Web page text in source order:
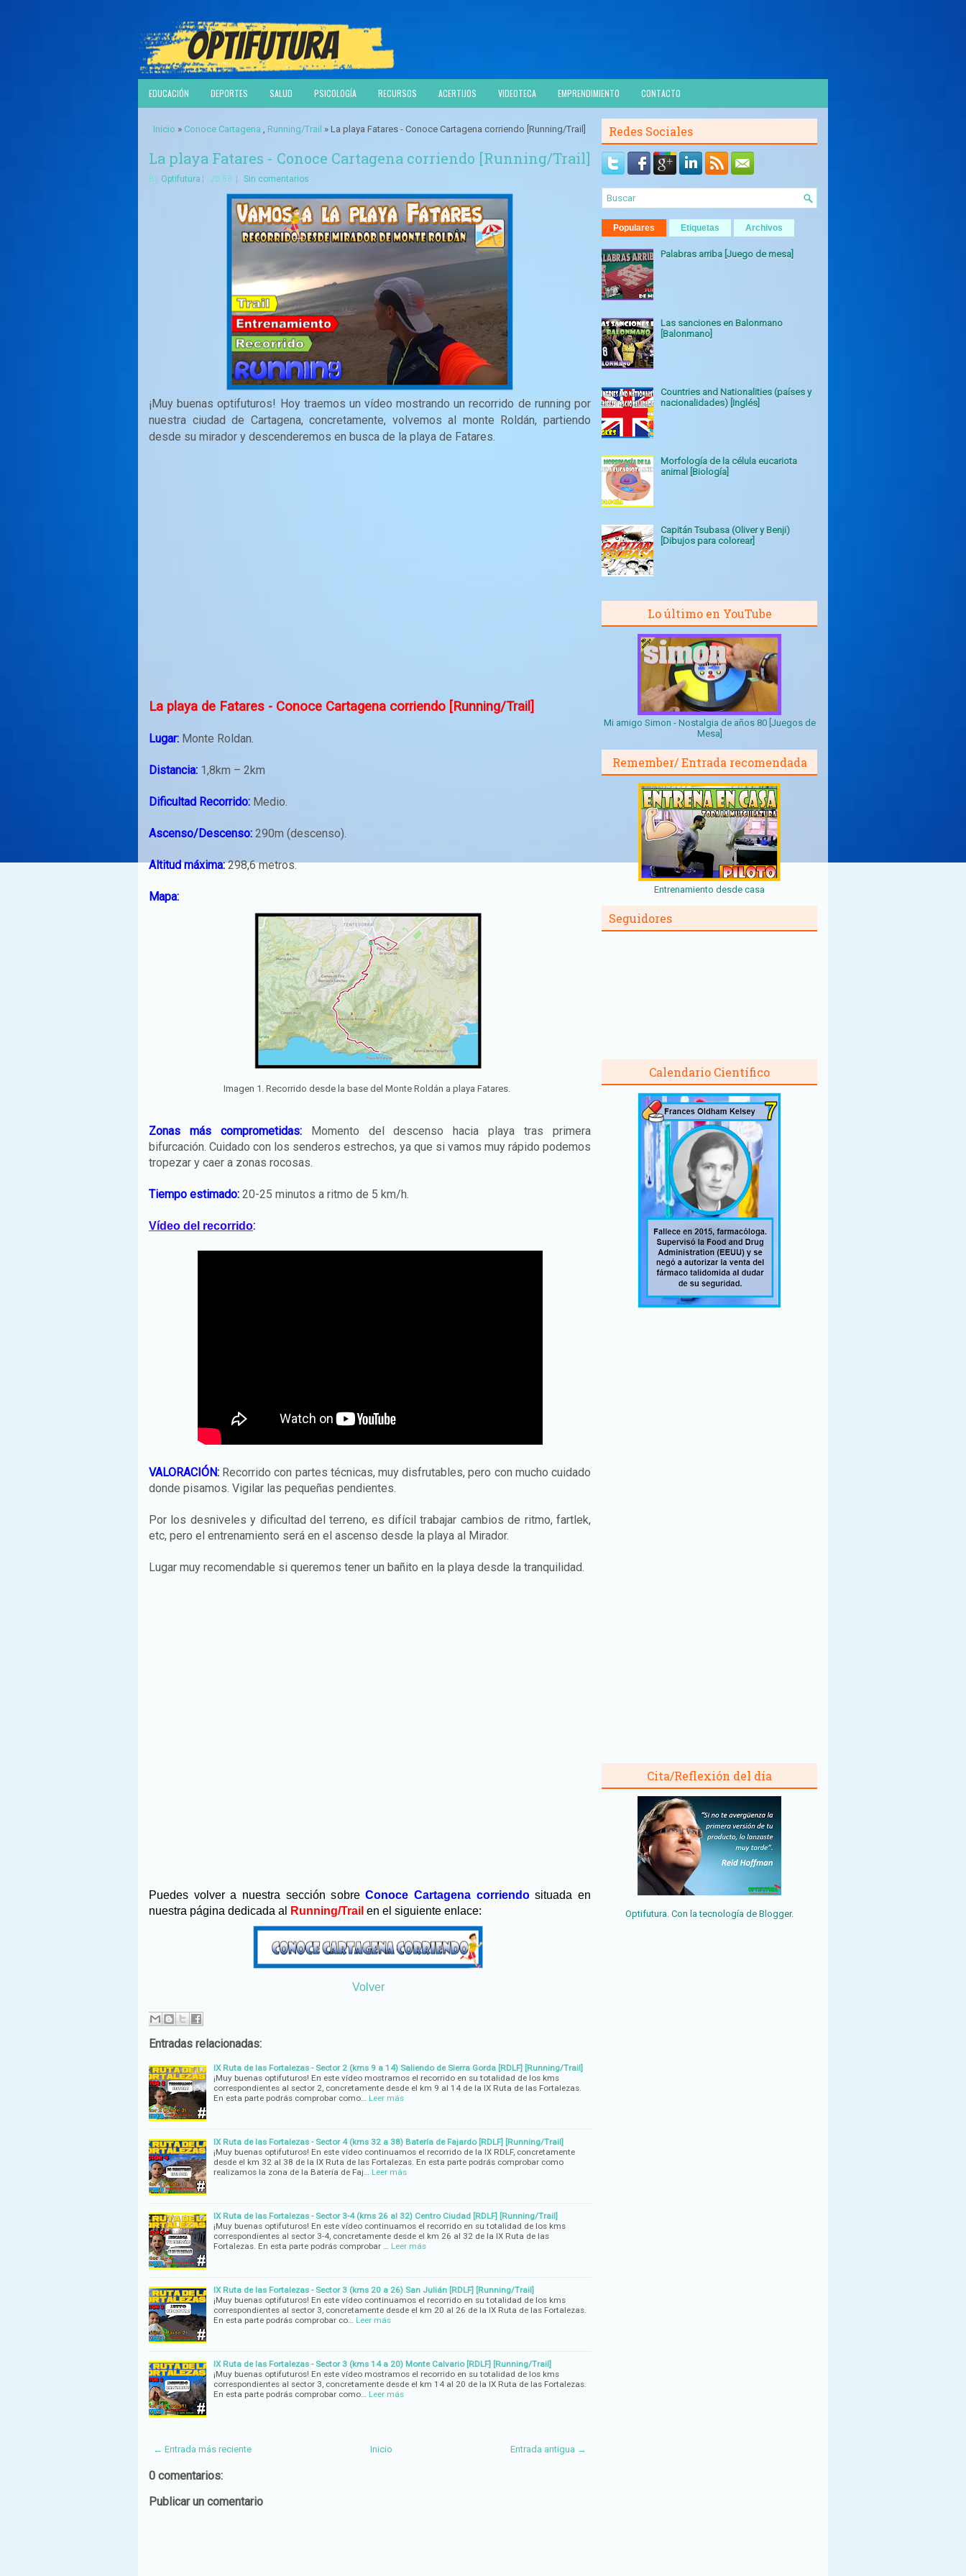
EDUCACIÓN DEPORTES SALUD PSICOLOGÍA RECURSOS ACERTIJOS VIDEOTECA EMPRENDIMIENTO CONTACTO
Inicio » Conoce Cartagena , Running/Trail » La playa Fatares - Conoce Cartagena corriendo [Running/Trail]
La playa Fatares - Conoce Cartagena corriendo [Running/Trail]
By Optifutura 20:58 Sin comentarios
¡Muy buenas optifuturos! Hoy traemos un vídeo mostrando un recorrido de running por
nuestra ciudad de Cartagena, concretamente, volvemos al monte Roldán, partiendo
desde su mirador y descenderemos en busca de la playa de Fatares.
La playa de Fatares - Conoce Cartagena corriendo [Running/Trail]
Lugar: Monte Roldan.
Distancia: 1,8km – 2km
Dificultad Recorrido: Medio.
Ascenso/Descenso: 290m (descenso).
Altitud máxima:298,6 metros.
Mapa:
Imagen 1. Recorrido desde la base del Monte Roldán a playa Fatares.
Zonas más comprometidas: Momento del descenso hacia playa tras primera
bifurcación. Cuidado con los senderos estrechos, ya que si vamos muy rápido podemos
tropezar y caer a zonas rocosas.
Tiempo estimado: 20-25 minutos a ritmo de 5 km/h.
Vídeo del recorrido:
VALORACIÓN: Recorrido con partes técnicas, muy disfrutables, pero con mucho cuidado
donde pisamos. Vigilar las pequeñas pendientes.
Por los desniveles y dificultad del terreno, es difícil trabajar cambios de ritmo, fartlek,
etc, pero el entrenamiento será en el ascenso desde la playa al Mirador.
Lugar muy recomendable si queremos tener un bañito en la playa desde la tranquilidad.
Puedes volver a nuestra sección sobreConoce Cartagena corriendosituada en
nuestra página dedicada al
Running/Trail en el siguiente enlace:
Volver
Entradas relacionadas:
IX Ruta de las Fortalezas - Sector 2 (kms 9 a 14) Saliendo de Sierra Gorda [RDLF] [Running/Trail]
¡Muy buenas optifuturos! En este vídeo mostramos el recorrido en su totalidad de los kms
correspondientes al sector 2, concretamente desde el km 9 al 14 de la IX Ruta de las Fortalezas.
En esta parte podrás comprobar como…
Leer más
IX Ruta de las Fortalezas - Sector 4 (kms 32 a 38) Batería de Fajardo [RDLF] [Running/Trail]
¡Muy buenas optifuturos! En este vídeo continuamos el recorrido de la IX RDLF, concretamente
desde el km 32 al 38 de la IX Ruta de las Fortalezas. En esta parte podrás comprobar como
realizamos la zona de la Batería de Faj…
Leer más
IX Ruta de las Fortalezas - Sector 3-4 (kms 26 al 32) Centro Ciudad [RDLF] [Running/Trail]
¡Muy buenas optifuturos! En este vídeo continuamos el recorrido en su totalidad de los kms
correspondientes al sector 3-4, concretamente desde el km 26 al 32 de la IX Ruta de las
Fortalezas. En esta parte podrás comprobar …
Leer más
IX Ruta de las Fortalezas - Sector 3 (kms 20 a 26) San Julián [RDLF] [Running/Trail]
¡Muy buenas optifuturos! En este vídeo continuamos el recorrido en su totalidad de los kms
correspondientes al sector 3, concretamente desde el km 20 al 26 de la IX Ruta de las Fortalezas.
En esta parte podrás comprobar co…
Leer más
IX Ruta de las Fortalezas - Sector 3 (kms 14 a 20) Monte Calvario [RDLF] [Running/Trail]
¡Muy buenas optifuturos! En este vídeo mostramos el recorrido en su totalidad de los kms
correspondientes al sector 3, concretamente desde el km 14 al 20 de la IX Ruta de las Fortalezas.
En esta parte podrás comprobar como…
Leer más
← Entrada más reciente Entrada antigua →
Inicio
0 comentarios:
Publicar un comentario
Redes Sociales
Populares Etiquetas Archivos
Palabras arriba [Juego de mesa]
Las sanciones en Balonmano
[Balonmano]
Countries and Nationalities (países y
nacionalidades) [Inglés]
Morfología de la célula eucariota
animal [Biología]
Capitán Tsubasa (Oliver y Benji)
[Dibujos para colorear]
Lo último en YouTube
Mi amigo Simon - Nostalgia de años 80 [Juegos de
Mesa]
Remember/ Entrada recomendada
Entrenamiento desde casa
Seguidores
Calendario Científico
Cita/Reflexión del día
Optifutura. Con la tecnología de Blogger.